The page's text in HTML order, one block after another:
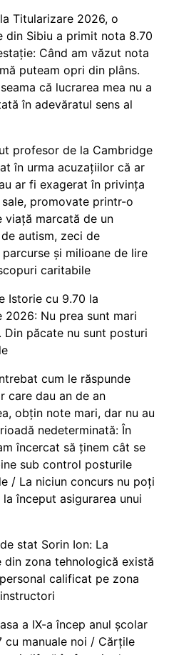
Titularizare 2026, o
din Sibiu a primit nota 8.70
Când am văzut nota
puteam opri din plâns.
că lucrarea mea nu a
în adevăratul sens al
profesor de la Cambridge
în urma acuzațiilor că ar
ar fi exagerat în privința
promovate printr-o
viață marcată de un
autism, zeci de
și milioane de lire
caritabile
Istorie cu 9.70 la
2026: Nu prea sunt mari
Din păcate nu sunt posturi
cum le răspunde
care dau an de an
obțin note mari, dar nu au
nedeterminată: În
încercat să ținem cât se
sub control posturile
/ La niciun concurs nu poți
început asigurarea unui
stat Sorin Ion: La
din zona tehnologică există
calificat pe zona
a IX-a încep anul școlar
cu manuale noi / Cărțile